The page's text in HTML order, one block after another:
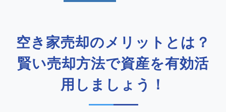
空き家売却のメリットとは？
賢い売却方法で資産を有効活
用しましょう！